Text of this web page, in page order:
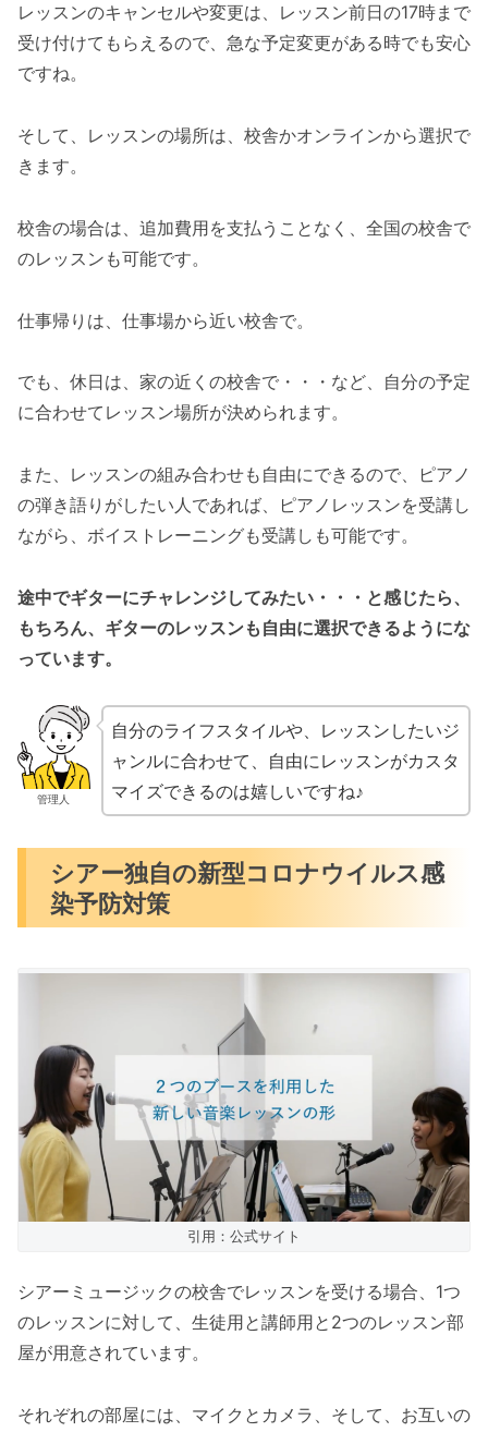
レッスンのキャンセルや変更は、レッスン前日の17時まで
受け付けてもらえるので、急な予定変更がある時でも安心
ですね。
そして、レッスンの場所は、校舎かオンラインから選択で
きます。
校舎の場合は、追加費用を支払うことなく、全国の校舎で
のレッスンも可能です。
仕事帰りは、仕事場から近い校舎で。
でも、休日は、家の近くの校舎で・・・など、自分の予定
に合わせてレッスン場所が決められます。
また、レッスンの組み合わせも自由にできるので、ピアノ
の弾き語りがしたい人であれば、ピアノレッスンを受講し
ながら、ボイストレーニングも受講しも可能です。
途中でギターにチャレンジしてみたい・・・と感じたら、
もちろん、ギターのレッスンも自由に選択できるようにな
っています。
管理人
自分のライフスタイルや、レッスンしたいジ
ャンルに合わせて、自由にレッスンがカスタ
マイズできるのは嬉しいですね♪
シアー独自の新型コロナウイルス感
染予防対策
引用：公式サイト
シアーミュージックの校舎でレッスンを受ける場合、1つ
のレッスンに対して、生徒用と講師用と2つのレッスン部
屋が用意されています。
それぞれの部屋には、マイクとカメラ、そして、お互いの